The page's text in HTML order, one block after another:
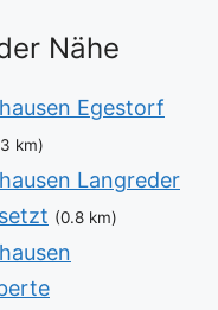
Nähe
Egestorf
km)
Langreder
(0.8 km)